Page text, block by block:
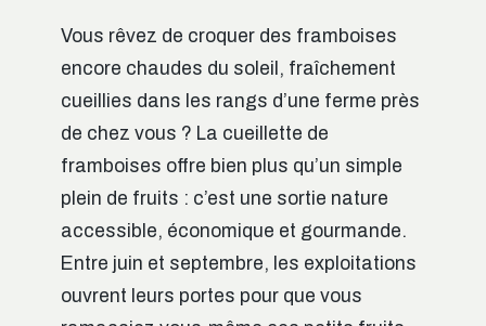
Vous rêvez de croquer des framboises
encore chaudes du soleil, fraîchement
cueillies dans les rangs d’une ferme près
de chez vous ? La cueillette de
framboises offre bien plus qu’un simple
plein de fruits : c’est une sortie nature
accessible, économique et gourmande.
Entre juin et septembre, les exploitations
ouvrent leurs portes pour que vous